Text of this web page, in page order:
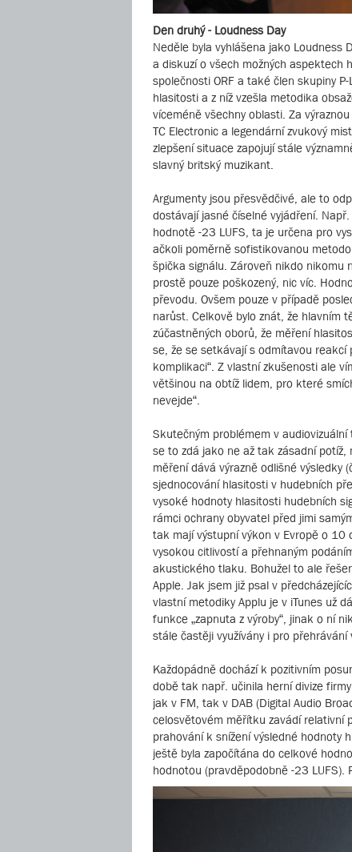
Den druhý - Loudness Day
Neděle byla vyhlášena jako Loudness
a diskuzí o všech možných aspektech
společnosti ORF a také člen skupiny
hlasitosti a z níž vzešla metodika
víceméně všechny oblasti. Za
TC Electronic a legendární zvukový
zlepšení situace zapojují stále
slavný britský muzikant.
Argumenty jsou přesvědčivé, ale to
dostávají jasné číselné vyjádření.
hodnotě -23 LUFS, ta je určena pro
ačkoli poměrně sofistikovanou
špička signálu. Zároveň nikdo nikomu
prostě pouze poškozený, nic víc.
převodu. Ovšem pouze v případě
narůst. Celkově bylo znát, že hlavním
zúčastněných oborů, že měření
se, že se setkávají s odmítavou reakcí
komplikaci“. Z vlastní zkušenosti ale
většinou na obtíž lidem, pro které
nevejde“.
Skutečným problémem v
se to zdá jako ne až tak zásadní
měření dává výrazně odlišné výsledky
sjednocování hlasitosti v hudebních
vysoké hodnoty hlasitosti hudebních
rámci ochrany obyvatel před jimi
tak mají výstupní výkon v Evropě o 10
vysokou citlivostí a přehnaným
akustického tlaku. Bohužel to ale
Apple. Jak jsem již psal v
vlastní metodiky Applu je v iTunes už
funkce „zapnuta z výroby“, jinak o ní
stále častěji využívány i pro
Každopádně dochází k pozitivním
době tak např. učinila herní divize
jak v FM, tak v DAB (Digital Audio
celosvětovém měřítku zavádí relativní
prahování k snížení výsledné hodnoty
ještě byla započítána do celkové
hodnotou (pravděpodobně -23 LUFS).